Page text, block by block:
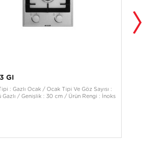
GI
: Gazlı Ocak / Ocak Tipi Ve Göz Sayısı :
Gazlı / Genişlik : 30 cm / Ürün Rengi : İnoks